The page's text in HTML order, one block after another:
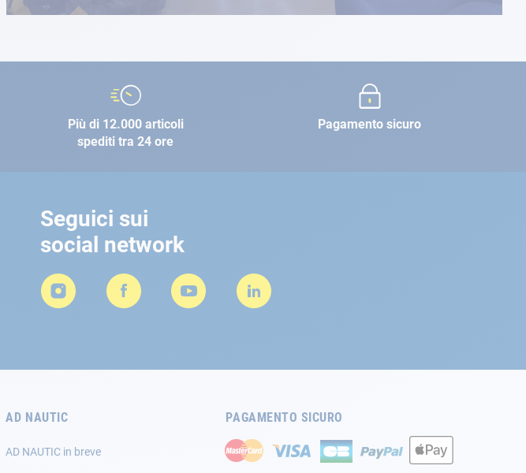
Più di 12.000 articoli
spediti tra 24 ore
Pagamento sicuro
Seguici sui
social network
AD NAUTIC
AD NAUTIC in breve
PAGAMENTO SICURO